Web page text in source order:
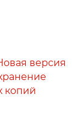
версия
копий